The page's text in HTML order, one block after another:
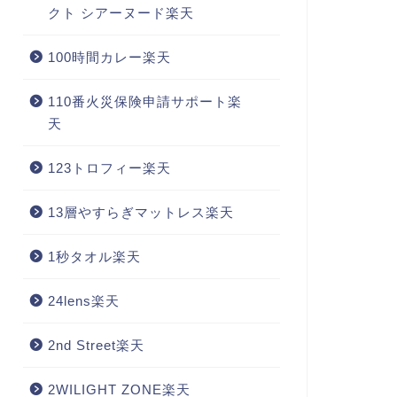
クト シアーヌード楽天
100時間カレー楽天
110番火災保険申請サポート楽
天
123トロフィー楽天
13層やすらぎマットレス楽天
1秒タオル楽天
24lens楽天
2nd Street楽天
2WILIGHT ZONE楽天